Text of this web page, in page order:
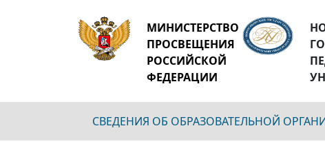
МИНИСТЕРСТВО
ПРОСВЕЩЕНИЯ
РОССИЙСКОЙ
ФЕДЕРАЦИИ
СВЕДЕНИЯ ОБ ОБРАЗОВАТЕЛЬНОЙ